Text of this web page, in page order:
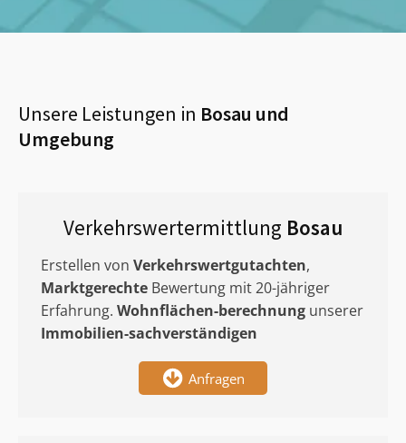
Unsere Leistungen in Bosau und
Umgebung
Verkehrswertermittlung Bosau
Erstellen von Verkehrswertgutachten,
Marktgerechte Bewertung mit 20-jähriger
Erfahrung. Wohnflächen-berechnung unserer
Immobilien-sachverständigen
Anfragen